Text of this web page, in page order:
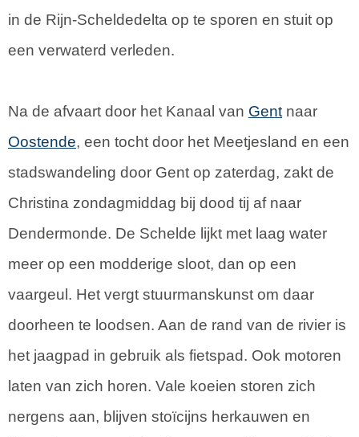
in de Rijn-Scheldedelta op te sporen en stuit op
een verwaterd verleden.
Na de afvaart door het Kanaal van Gent naar
Oostende, een tocht door het Meetjesland en een
stadswandeling door Gent op zaterdag, zakt de
Christina zondagmiddag bij dood tij af naar
Dendermonde. De Schelde lijkt met laag water
meer op een modderige sloot, dan op een
vaargeul. Het vergt stuurmanskunst om daar
doorheen te loodsen. Aan de rand van de rivier is
het jaagpad in gebruik als fietspad. Ook motoren
laten van zich horen. Vale koeien storen zich
nergens aan, blijven stoïcijns herkauwen en